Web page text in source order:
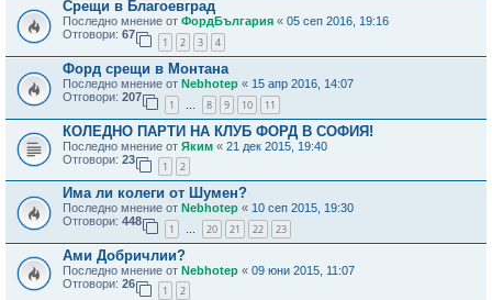
Срещи в Благоевград
Последно мнение от ФордБългария « 05 сеп 2016, 19:16
Отговори: 67
1 2 3 4
Форд срещи в Монтана
Последно мнение от Nebhotep « 15 апр 2016, 14:07
Отговори: 207
1 8 9 10 11
КОЛЕДНО ПАРТИ НА КЛУБ ФОРД В СОФИЯ!
Последно мнение от Яким « 21 дек 2015, 19:40
Отговори: 23
1 2
Има ли колеги от Шумен?
Последно мнение от Nebhotep « 10 сеп 2015, 19:30
Отговори: 448
1 … 20 21 22 23
Ами Добричлии?
Последно мнение от Nebhotep « 09 юни 2015, 11:07
Отговори: 26
1 2